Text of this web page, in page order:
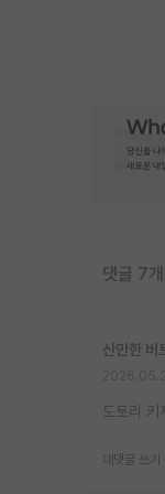
댓글 7개
산만한 버
도토리 키
대댓글 쓰기